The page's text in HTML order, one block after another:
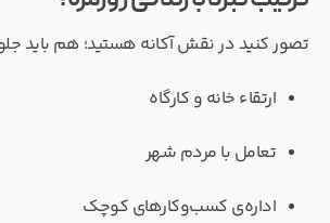
تصور کنید در نقش آکانه هستید؛ هم باید
ارتقاء خانه و کارگاه
تعامل با مردم شهر
اداره‌ی کسب‌وکارهای کوچک